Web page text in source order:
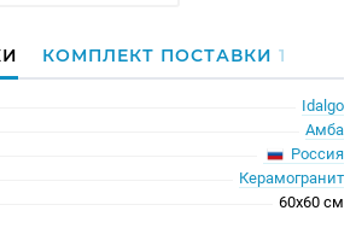
КОМПЛЕКТ ПОСТАВКИ 1
Idalgo
Амба
Россия
Керамогранит
60x60 см